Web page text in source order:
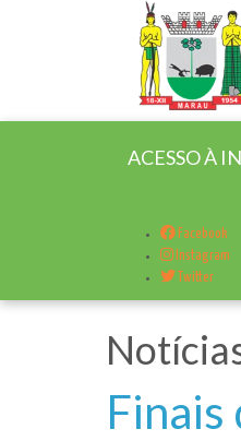
ACESSO À
Facebook
Instagram
Twitter